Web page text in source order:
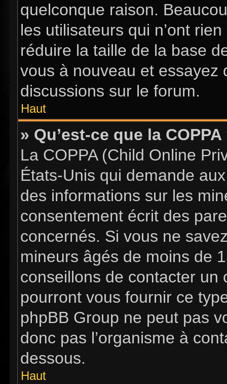
quelconque raison.
les utilisateurs qui n’ont
réduire la taille de la base
vous à nouveau et essayez
discussions sur le forum.
Haut
» Qu’est-ce que la COPPA
La COPPA (Child Online
États-Unis qui demande
des informations sur les
consentement écrit des
concernés. Si vous ne
mineurs âgés de moins de
conseillons de contacter un
pourront vous fournir ce
phpBB Group ne peut pas
donc pas l’organisme à
dessous.
Haut